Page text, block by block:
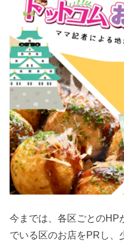
今までは、各区ごとのHP
でいる区のお店をPRし、